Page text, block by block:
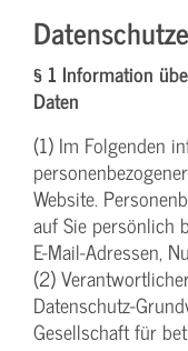
§ 1 Information
Daten
(1) Im Folgenden
Website.
auf Sie persönlich
E-Mail-Adressen,
(2)
Datenschutz-
Gesellschaft für